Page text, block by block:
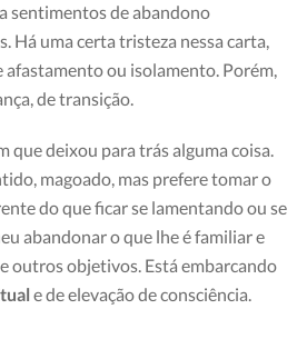
sentimentos de abandono
Há uma certa tristeza nessa carta,
afastamento ou isolamento. Porém,
de transição.
que deixou para trás alguma coisa.
magoado, mas prefere tomar o
do que ficar se lamentando ou se
abandonar o que lhe é familiar e
outros objetivos. Está embarcando
e de elevação de consciência.